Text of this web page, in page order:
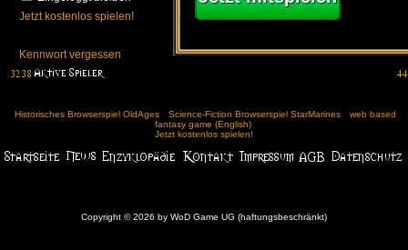
Jetzt kostenlos spielen!
Kennwort vergessen
Historisches Browserspiel OldAges Science-Fiction Browserspiel StarMarines
web based
fantasy game (English)
Jetzt kostenlos spielen!
Copyright © 2026 by WoD Game UG (haftungsbeschränkt)